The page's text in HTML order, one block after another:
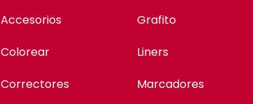
Accesorios
Colorear
Correctores
Grafito
Liners
Marcadores